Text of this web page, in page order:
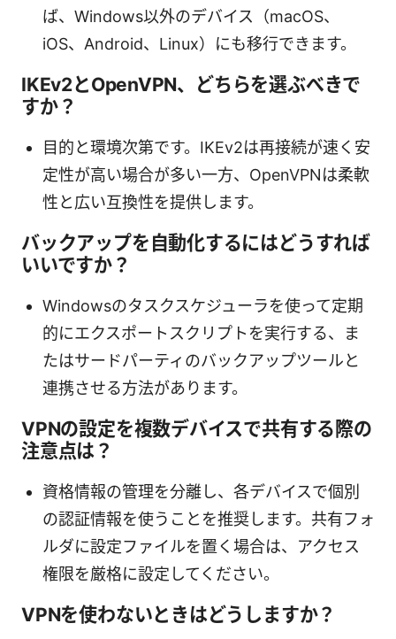
ば、Windows以外のデバイス（macOS、
iOS、Android、Linux）にも移行できます。
IKEv2とOpenVPN、どちらを選ぶべきで
すか？
目的と環境次第です。IKEv2は再接続が速く安
定性が高い場合が多い一方、OpenVPNは柔軟
性と広い互換性を提供します。
バックアップを自動化するにはどうすれば
いいですか？
Windowsのタスクスケジューラを使って定期
的にエクスポートスクリプトを実行する、ま
たはサードパーティのバックアップツールと
連携させる方法があります。
VPNの設定を複数デバイスで共有する際の
注意点は？
資格情報の管理を分離し、各デバイスで個別
の認証情報を使うことを推奨します。共有フォ
ルダに設定ファイルを置く場合は、アクセス
権限を厳格に設定してください。
VPNを使わないときはどうしますか？